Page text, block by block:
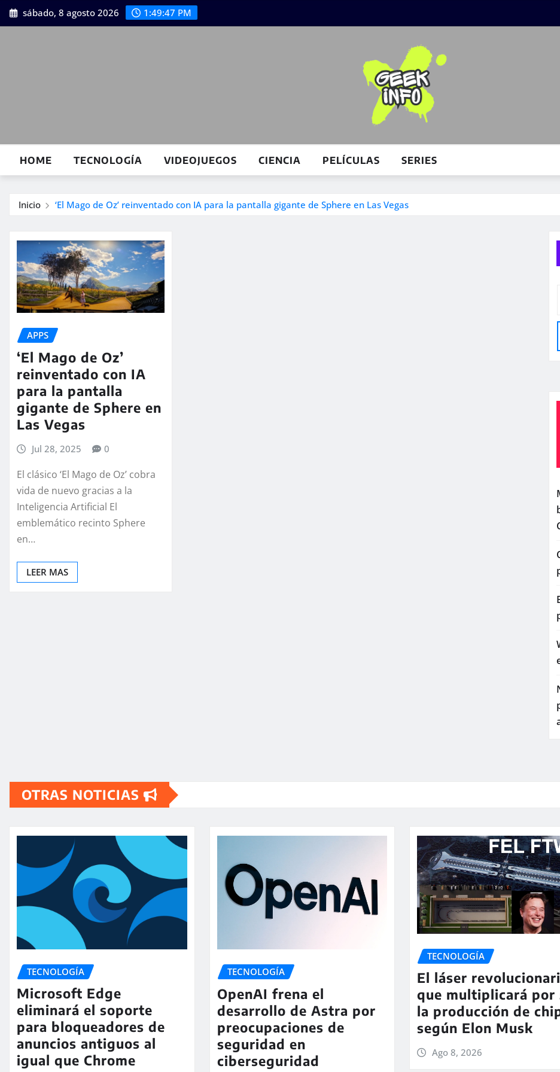
Saltar
al
sábado, 8 agosto 2026 1:49:48 PM
HOME TECNOLOGÍA VIDEOJUEGOS CIENCIA PELÍCULAS SERIES
Inicio ‘El Mago de Oz’ reinventado con IA para la pantalla gigante de Sphere en Las Vegas
APPS
‘El Mago de Oz’
reinventado con IA
para la pantalla
gigante de Sphere en
Las Vegas
Jul 28, 2025 0
El clásico ‘El Mago de Oz’ cobra
vida de nuevo gracias a la
Inteligencia Artificial El
emblemático recinto Sphere
en…
LEER MAS
OTRAS NOTICIAS
TECNOLOGÍA
Microsoft Edge
eliminará el soporte
para bloqueadores de
anuncios antiguos al
igual que Chrome
TECNOLOGÍA
OpenAI frena el
desarrollo de Astra por
preocupaciones de
seguridad en
ciberseguridad
TECNOLOGÍA
El láser
que multiplicará por
la producción de
según Elon Musk
Ago 8, 2026